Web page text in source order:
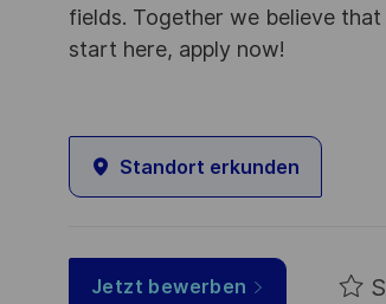
fields. Together we believe
start here, apply now!
Standort erkunden
Jetzt bewerben